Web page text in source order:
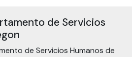
de Servicios
de Servicios Humanos de